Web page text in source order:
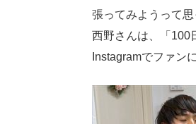
張ってみようって
西野さんは、「100
Instagramでファン